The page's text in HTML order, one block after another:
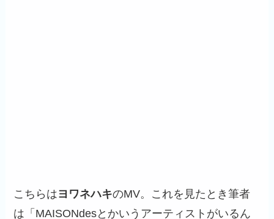
こちらはヨワネハキのMV。これを見たとき筆者
は「MAISONdesとかいうアーティストがいるん